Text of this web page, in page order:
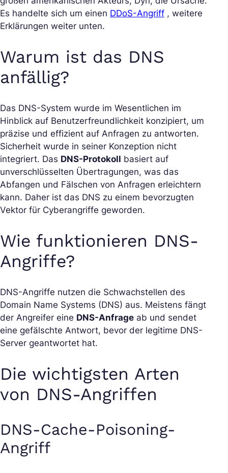
Es handelte sich um einen DDoS-Angriff , weitere
Erklärungen weiter unten.
Warum ist das DNS
anfällig?
Das DNS-System wurde im Wesentlichen im
Hinblick auf Benutzerfreundlichkeit konzipiert, um
präzise und effizient auf Anfragen zu antworten.
Sicherheit wurde in seiner Konzeption nicht
integriert. Das DNS-Protokoll basiert auf
unverschlüsselten Übertragungen, was das
Abfangen und Fälschen von Anfragen erleichtern
kann. Daher ist das DNS zu einem bevorzugten
Vektor für Cyberangriffe geworden.
Wie funktionieren DNS-
Angriffe?
DNS-Angriffe nutzen die Schwachstellen des
Domain Name Systems (DNS) aus. Meistens fängt
der Angreifer eine DNS-Anfrage ab und sendet
eine gefälschte Antwort, bevor der legitime DNS-
Server geantwortet hat.
Die wichtigsten Arten
von DNS-Angriffen
DNS-Cache-Poisoning-
Angriff